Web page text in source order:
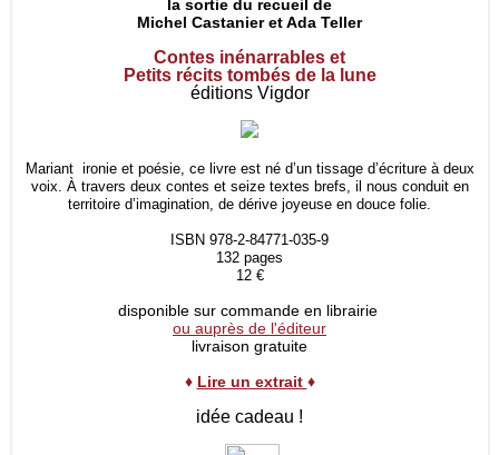
la sortie du recueil de
Michel Castanier et Ada Teller
Contes inénarrables et
Petits récits tombés de la lune
éditions Vigdor
Mariant ironie et poésie, ce livre est né d’un tissage d’écriture à deux
voix. À travers deux contes et seize textes brefs, il nous conduit en
territoire d’imagination, de dérive joyeuse en douce folie.
ISBN 978-2-84771-035-9
132 pages
12 €
disponible sur commande en librairie
ou auprès de l'éditeur
livraison gratuite
♦ Lire un extrait ♦
idée cadeau !